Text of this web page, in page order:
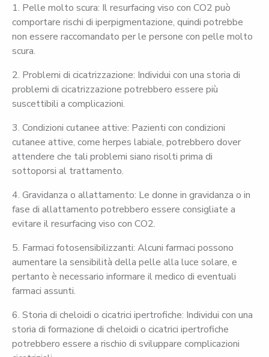
1. Pelle molto scura: Il resurfacing viso con CO2 può
comportare rischi di iperpigmentazione, quindi potrebbe
non essere raccomandato per le persone con pelle molto
scura.
2. Problemi di cicatrizzazione: Individui con una storia di
problemi di cicatrizzazione potrebbero essere più
suscettibili a complicazioni.
3. Condizioni cutanee attive: Pazienti con condizioni
cutanee attive, come herpes labiale, potrebbero dover
attendere che tali problemi siano risolti prima di
sottoporsi al trattamento.
4. Gravidanza o allattamento: Le donne in gravidanza o in
fase di allattamento potrebbero essere consigliate a
evitare il resurfacing viso con CO2.
5. Farmaci fotosensibilizzanti: Alcuni farmaci possono
aumentare la sensibilità della pelle alla luce solare, e
pertanto è necessario informare il medico di eventuali
farmaci assunti.
6. Storia di cheloidi o cicatrici ipertrofiche: Individui con una
storia di formazione di cheloidi o cicatrici ipertrofiche
potrebbero essere a rischio di sviluppare complicazioni